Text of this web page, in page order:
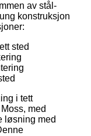
av stål-
konstruksjon
sted
i tett
med
løsning med